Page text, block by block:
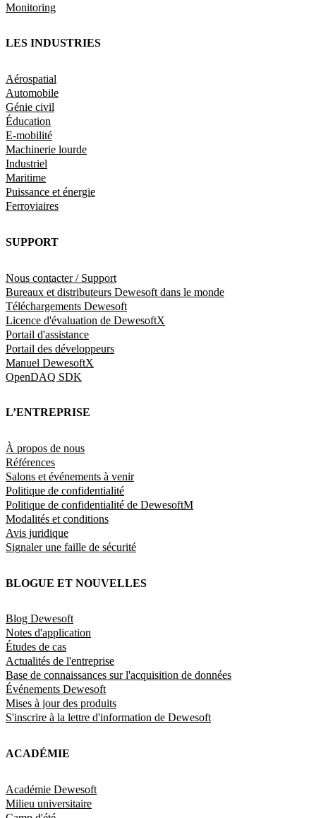
Monitoring
LES INDUSTRIES
Aérospatial
Automobile
Génie civil
Éducation
E-mobilité
Machinerie lourde
Industriel
Maritime
Puissance et énergie
Ferroviaires
SUPPORT
Nous contacter / Support
Bureaux et distributeurs Dewesoft dans le monde
Téléchargements Dewesoft
Licence d'évaluation de DewesoftX
Portail d'assistance
Portail des développeurs
Manuel DewesoftX
OpenDAQ SDK
L’ENTREPRISE
À propos de nous
Références
Salons et événements à venir
Politique de confidentialité
Politique de confidentialité de DewesoftM
Modalités et conditions
Avis juridique
Signaler une faille de sécurité
BLOGUE ET NOUVELLES
Blog Dewesoft
Notes d'application
Études de cas
Actualités de l'entreprise
Base de connaissances sur l'acquisition de données
Événements Dewesoft
Mises à jour des produits
S'inscrire à la lettre d'information de Dewesoft
ACADÉMIE
Académie Dewesoft
Milieu universitaire